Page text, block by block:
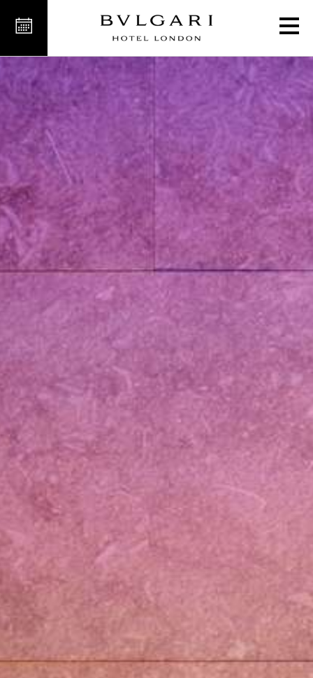
العلاج بالطفو الجاف